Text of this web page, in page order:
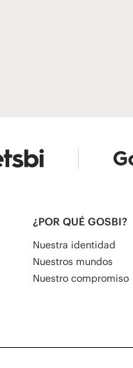
¿POR QUÉ GOSBI?
Nuestra identidad
Nuestros mundos
Nuestro compromiso